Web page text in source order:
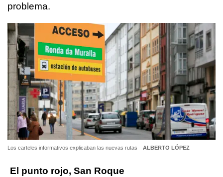
problema.
Los carteles informativos explicaban las nuevas rutas ALBERTO LÓPEZ
El punto rojo, San Roque